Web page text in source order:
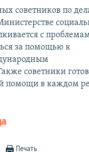
советников по
с
за помощью к
советники
помощи в каждом
Печать